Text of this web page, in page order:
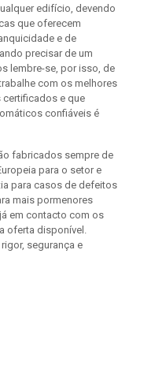
edifício, devendo
que oferecem
e de
precisar de um
lembre-se, por isso, de
com os melhores
e que
confiáveis é
fabricados sempre de
para o setor e
para casos de defeitos
mais pormenores
em contacto com os
oferta disponível.
segurança e